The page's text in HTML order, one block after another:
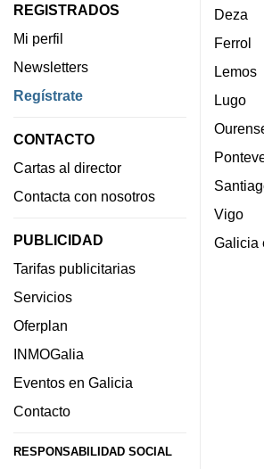
REGISTRADOS
Mi perfil
Newsletters
Regístrate
CONTACTO
Cartas al director
Contacta con nosotros
PUBLICIDAD
Tarifas publicitarias
Servicios
Oferplan
INMOGalia
Eventos en Galicia
Contacto
RESPONSABILIDAD SOCIAL
Deza
Ferrol
Lemos
Lugo
Vigo
Galicia